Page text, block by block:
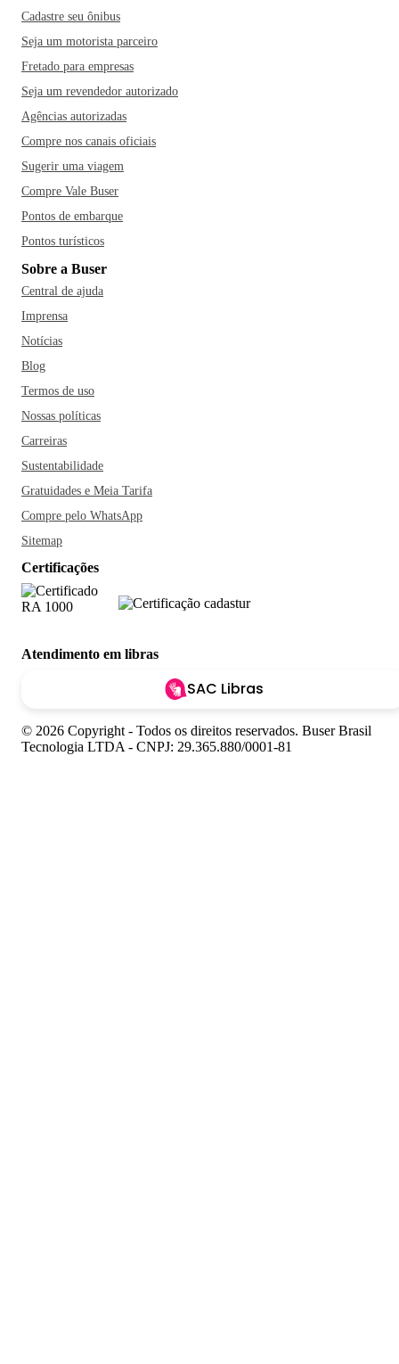
Cadastre seu ônibus
Seja um motorista parceiro
Fretado para empresas
Seja um revendedor autorizado
Agências autorizadas
Compre nos canais oficiais
Sugerir uma viagem
Compre Vale Buser
Pontos de embarque
Pontos turísticos
Sobre a Buser
Central de ajuda
Imprensa
Notícias
Blog
Termos de uso
Nossas políticas
Carreiras
Sustentabilidade
Gratuidades e Meia Tarifa
Compre pelo WhatsApp
Sitemap
Certificações
Atendimento em libras
SAC Libras
© 2026 Copyright - Todos os direitos reservados. Buser Brasil
Tecnologia LTDA - CNPJ: 29.365.880/0001-81